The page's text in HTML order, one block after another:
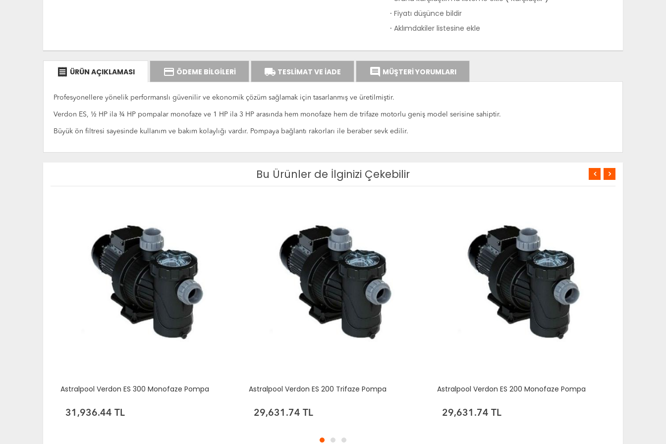
· Fiyatı düşünce bildir
· Aklımdakiler listesine ekle
receipt ÜRÜN AÇIKLAMASI credit_card ÖDEME BİLGİLERİ local_shipping TESLİMAT VE İADE comment MÜŞTERİ YORUMLARI
Profesyonellere yönelik performanslı güvenilir ve ekonomik çözüm sağlamak için tasarlanmış ve üretilmiştir.
Verdon ES, ½ HP ila ¾ HP pompalar monofaze ve 1 HP ila 3 HP arasında hem monofaze hem de trifaze motorlu geniş model serisine sahiptir.
Büyük ön filtresi sayesinde kullanım ve bakım kolaylığı vardır. Pompaya bağlantı rakorları ile beraber sevk edilir.
Bu Ürünler de İlginizi Çekebilir
Astralpool Verdon ES 200 Trifaze Pompa
29,631.74 TL
Astralpool Verdon ES 200 Monofaze Pompa
29,631.74 TL
Astralpool Verdon ES 150 Trifaze Pompa
29,137.88 TL